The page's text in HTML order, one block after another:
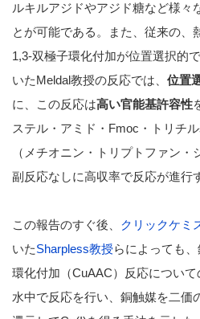
ルキルアジドやアジド糖など様々
とが可能である。また、従来の、
1,3-双極子環化付加が位置選択的
いたMeldal教授の反応では、 位置
に、この反応は高い官能基許容性
ステル・アミド・Fmoc・トリチ
（メチオニン・トリプトファン
副反応なしに高収率で反応が進行
この報告のすぐ後、 クリックケミ
いたSharpless教授らによっても
環化付加（CuAAC）反応につい
水中で反応を行い、銅触媒を二価